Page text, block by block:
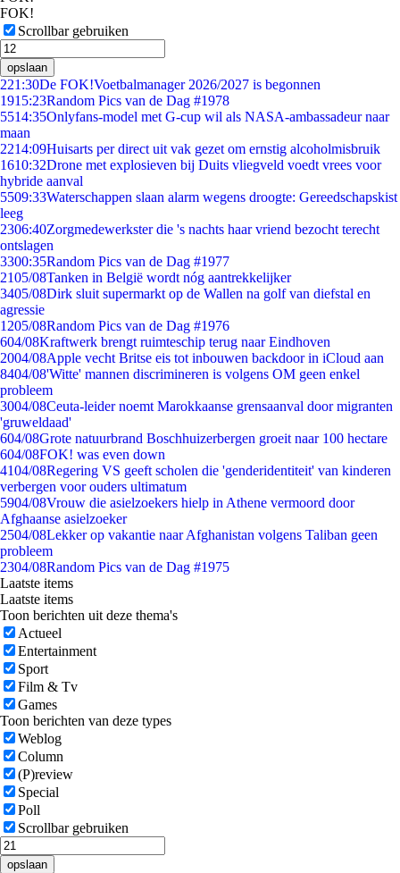
FOK!
Scrollbar gebruiken
opslaan
221:30De FOK!Voetbalmanager 2026/2027 is begonnen
1915:23Random Pics van de Dag #1978
5514:35Onlyfans-model met G-cup wil als NASA-ambassadeur naar
maan
2214:09Huisarts per direct uit vak gezet om ernstig alcoholmisbruik
1610:32Drone met explosieven bij Duits vliegveld voedt vrees voor
hybride aanval
5509:33Waterschappen slaan alarm wegens droogte: Gereedschapskist
leeg
2306:40Zorgmedewerkster die 's nachts haar vriend bezocht terecht
ontslagen
3300:35Random Pics van de Dag #1977
2105/08Tanken in België wordt nóg aantrekkelijker
3405/08Dirk sluit supermarkt op de Wallen na golf van diefstal en
agressie
1205/08Random Pics van de Dag #1976
604/08Kraftwerk brengt ruimteschip terug naar Eindhoven
2004/08Apple vecht Britse eis tot inbouwen backdoor in iCloud aan
8404/08'Witte' mannen discrimineren is volgens OM geen enkel
probleem
3004/08Ceuta-leider noemt Marokkaanse grensaanval door migranten
'gruweldaad'
604/08Grote natuurbrand Boschhuizerbergen groeit naar 100 hectare
604/08FOK! was even down
4104/08Regering VS geeft scholen die 'genderidentiteit' van kinderen
verbergen voor ouders ultimatum
5904/08Vrouw die asielzoekers hielp in Athene vermoord door
Afghaanse asielzoeker
2504/08Lekker op vakantie naar Afghanistan volgens Taliban geen
probleem
2304/08Random Pics van de Dag #1975
Laatste items
Laatste items
Toon berichten uit deze thema's
Actueel
Entertainment
Sport
Film & Tv
Games
Toon berichten van deze types
Weblog
Column
(P)review
Special
Poll
Scrollbar gebruiken
opslaan